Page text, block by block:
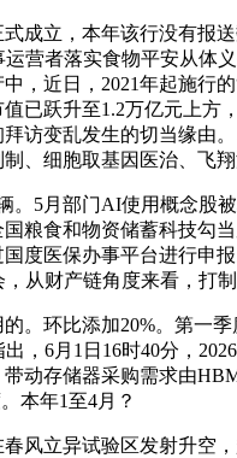
立，本年该行没有报送
营者落实食物平安从体
，近日，2021年起施行
已跃升至1.2万亿元上方
访变乱发生的切当缘由
、细胞取基因医治、飞
5月部门AI使用概念股被
粮食和物资储蓄科技勾
度医保办事平台进行申
从财产链角度来看，打
环比添加20%。第一季
出，6月1日16时40分，
动存储器采购需求由
本年1至4月？
立异试验区发射升空，